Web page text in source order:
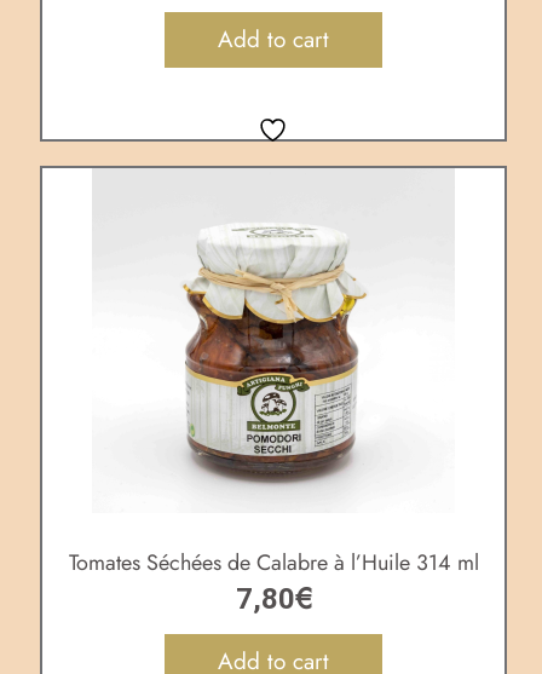
Add to cart
Tomates Séchées de Calabre à l’Huile 314 ml
7,80€
Add to cart